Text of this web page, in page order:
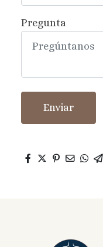
Pregunta
Enviar